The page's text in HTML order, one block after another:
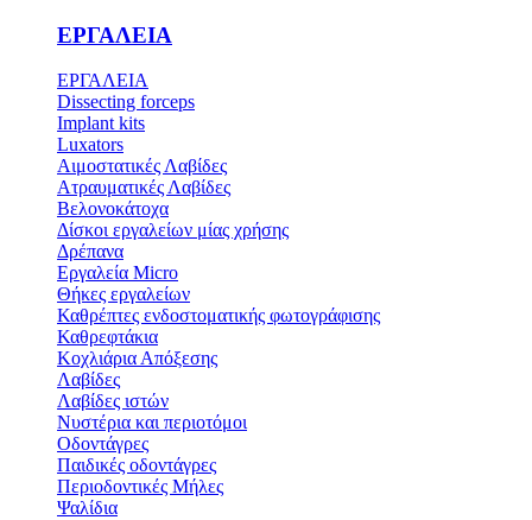
ΕΡΓΑΛΕΙΑ
ΕΡΓΑΛΕΙΑ
Dissecting forceps
Implant kits
Luxators
Αιμοστατικές Λαβίδες
Ατραυματικές Λαβίδες
Βελονοκάτοχα
Δίσκοι εργαλείων μίας χρήσης
Δρέπανα
Εργαλεία Micro
Θήκες εργαλείων
Καθρέπτες ενδοστοματικής φωτογράφισης
Καθρεφτάκια
Κοχλιάρια Απόξεσης
Λαβίδες
Λαβίδες ιστών
Νυστέρια και περιοτόμοι
Οδοντάγρες
Παιδικές οδοντάγρες
Περιοδοντικές Μήλες
Ψαλίδια